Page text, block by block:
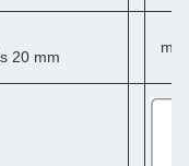
20 mm
mit